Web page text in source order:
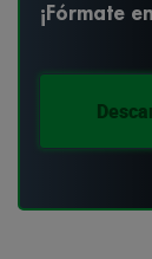
¡Fórmate